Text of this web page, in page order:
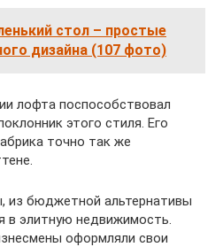
стол – простые
дизайна (107 фото)
лофта поспособствовал
этого стиля. Его
точно так же
из бюджетной альтернативы
в элитную недвижимость.
оформляли свои